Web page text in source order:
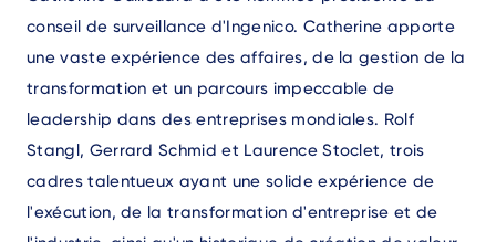
conseil de surveillance d'Ingenico. Catherine apporte
une vaste expérience des affaires, de la gestion de la
transformation et un parcours impeccable de
leadership dans des entreprises mondiales. Rolf
Stangl, Gerrard Schmid et Laurence Stoclet, trois
cadres talentueux ayant une solide expérience de
l'exécution, de la transformation d'entreprise et de